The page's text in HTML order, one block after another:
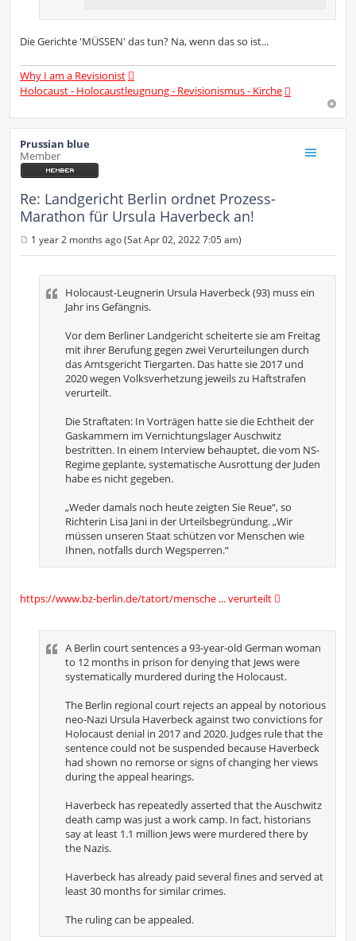
Die Gerichte 'MÜSSEN' das tun? Na, wenn das so ist...
Why I am a Revisionist
Holocaust - Holocaustleugnung - Revisionismus - Kirche
Prussian blue
Member
Re: Landgericht Berlin ordnet Prozess-
Marathon für Ursula Haverbeck an!
o
1 year 2 months ago (Sat Apr 02, 2022 7:05 am)
Holocaust-Leugnerin Ursula Haverbeck (93) muss ein
Jahr ins Gefängnis.
Vor dem Berliner Landgericht scheiterte sie am Freitag
mit ihrer Berufung gegen zwei Verurteilungen durch
das Amtsgericht Tiergarten. Das hatte sie 2017 und
2020 wegen Volksverhetzung jeweils zu Haftstrafen
verurteilt.
Die Straftaten: In Vorträgen hatte sie die Echtheit der
Gaskammern im Vernichtungslager Auschwitz
bestritten. In einem Interview behauptet, die vom NS-
Regime geplante, systematische Ausrottung der Juden
habe es nicht gegeben.
„Weder damals noch heute zeigten Sie Reue“, so
Richterin Lisa Jani in der Urteilsbegründung. „Wir
müssen unseren Staat schützen vor Menschen wie
Ihnen, notfalls durch Wegsperren.“
https://www.bz-berlin.de/tatort/mensche ... verurteilt
A Berlin court sentences a 93-year-old German woman
to 12 months in prison for denying that Jews were
systematically murdered during the Holocaust.
The Berlin regional court rejects an appeal by notorious
neo-Nazi Ursula Haverbeck against two convictions for
Holocaust denial in 2017 and 2020. Judges rule that the
sentence could not be suspended because Haverbeck
had shown no remorse or signs of changing her views
during the appeal hearings.
Haverbeck has repeatedly asserted that the Auschwitz
death camp was just a work camp. In fact, historians
say at least 1.1 million Jews were murdered there by
the Nazis.
Haverbeck has already paid several fines and served at
least 30 months for similar crimes.
The ruling can be appealed.